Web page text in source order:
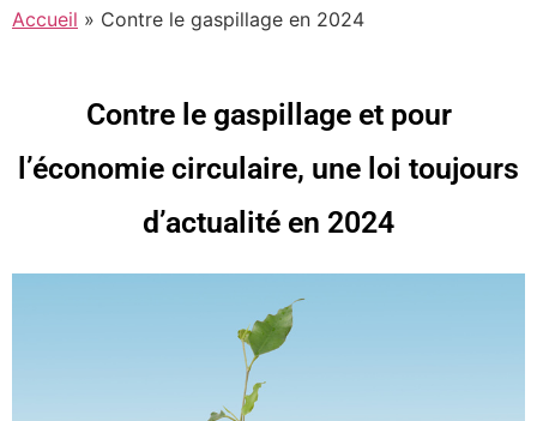
Accueil » Contre le gaspillage en 2024
Contre le gaspillage et pour
l’économie circulaire, une loi toujours
d’actualité en 2024